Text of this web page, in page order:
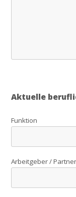
Aktuelle
Funktion
Arbeitgeber /